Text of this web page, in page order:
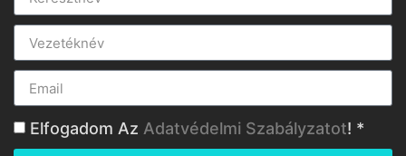
Elfogadom Az Adatvédelmi Szabályzatot! *